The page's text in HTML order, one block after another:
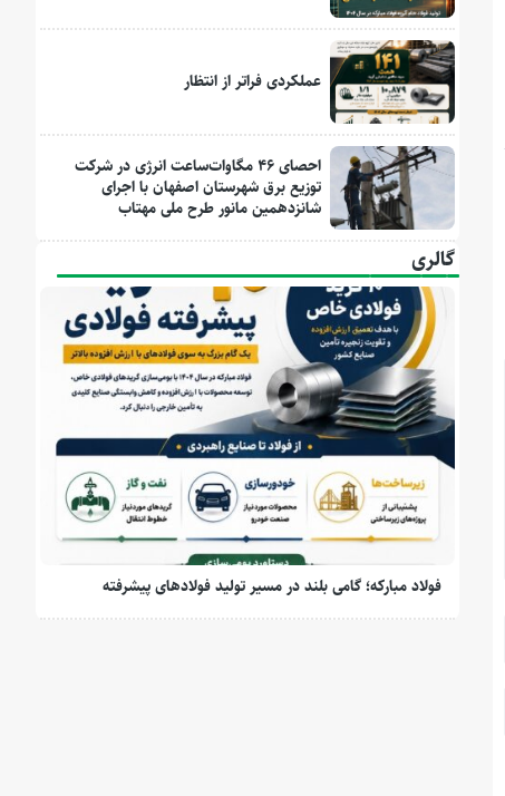
عملکردی فراتر از انتظار
احصای ۴۶ مگاوات‌ساعت انرژی در شرکت
توزیع برق شهرستان اصفهان با اجرای
شانزدهمین مانور طرح ملی مهتاب
گالری
فولاد مبارکه؛ گامی بلند در مسیر تولید فولادهای پیشرفته